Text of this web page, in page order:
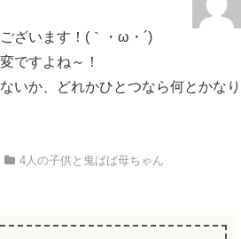
ざいます！(｀・ω・´)ゞ
ですよね～！
いか、どれかひとつなら何とかなり
4人の子供と鬼ばば母ちゃん